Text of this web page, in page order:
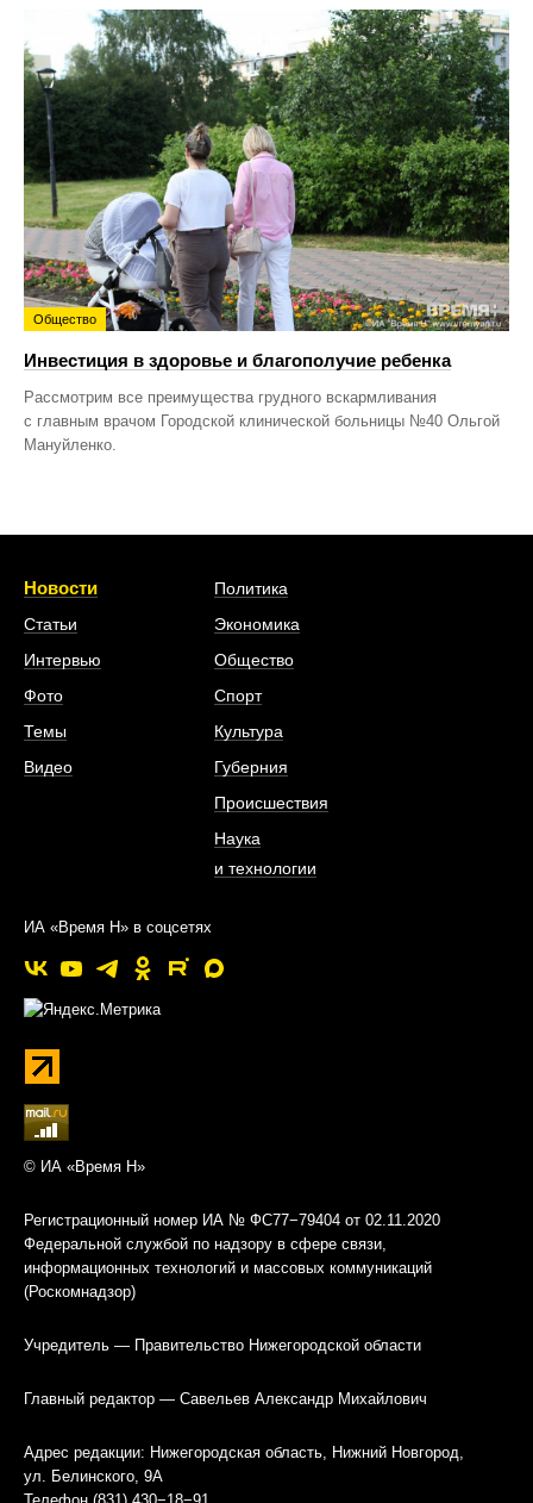
Общество
Инвестиция в здоровье и благополучие ребенка
Рассмотрим все преимущества грудного вскармливания
с главным врачом Городской клинической больницы №40 Ольгой
Мануйленко.
Новости
Статьи
Интервью
Фото
Темы
Видео
Политика
Экономика
Общество
Спорт
Культура
Губерния
Происшествия
Наука
и технологии
ИА «Время Н» в соцсетях
© ИА «Время Н»
Регистрационный номер ИА № ФС77−79404 от 02.11.2020
Федеральной службой по надзору в сфере связи,
информационных технологий и массовых коммуникаций
(Роскомнадзор)
Учредитель — Правительство Нижегородской области
Главный редактор — Савельев Александр Михайлович
Адрес редакции: Нижегородская область, Нижний Новгород,
ул. Белинского, 9А